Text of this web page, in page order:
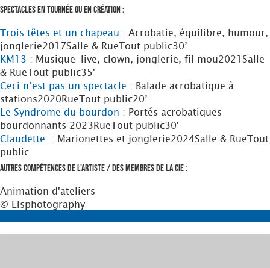
Spectacles en tournée ou en création :
Trois têtes et un chapeau : Acrobatie, équilibre, humour,
jonglerie2017Salle & RueTout public30’
KM13 : Musique-live, clown, jonglerie, fil mou2021 Salle
& RueTout public35'
Ceci n’est pas un spectacle : Balade acrobatique à
stations2020RueTout public20’
Le Syndrome du bourdon : Portés acrobatiques
bourdonnants 2023RueTout public30'
Claudette : Marionettes et jonglerie2024Salle & RueTout
public
Autres compétences de l'artiste / des membres de la Cie :
Animation d'ateliers
© Elsphotography